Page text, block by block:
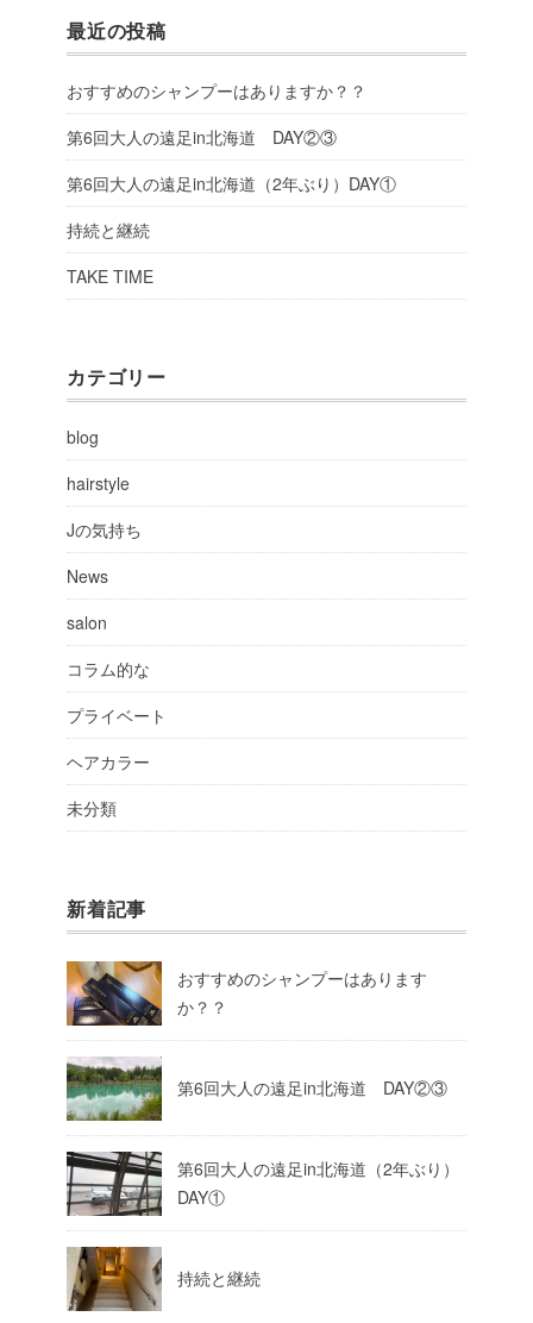
最近の投稿
おすすめのシャンプーはありますか？？
第6回大人の遠足in北海道 DAY②③
第6回大人の遠足in北海道（2年ぶり）DAY①
持続と継続
TAKE TIME
カテゴリー
blog
hairstyle
Jの気持ち
News
salon
コラム的な
プライベート
ヘアカラー
未分類
新着記事
おすすめのシャンプーはあります
か？？
第6回大人の遠足in北海道 DAY②③
第6回大人の遠足in北海道（2年ぶり）
DAY①
持続と継続